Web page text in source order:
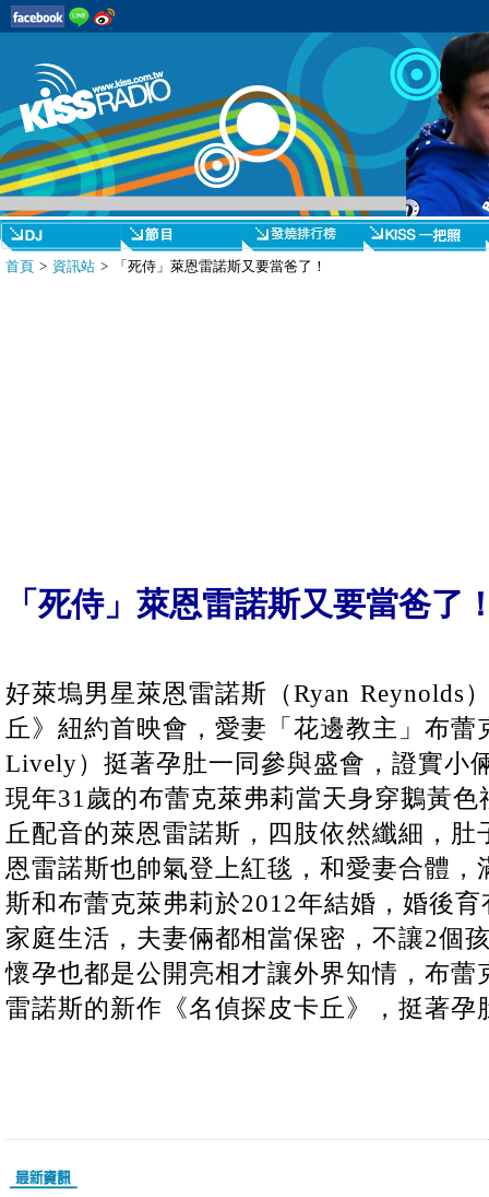
首頁 > 資訊站 > 「死侍」萊恩雷諾斯又要當爸了！
「死侍」萊恩雷諾斯又要當爸了
好萊塢男星萊恩雷諾斯（Ryan Reynolds
丘》紐約首映會，愛妻「花邊教主」布蕾
Lively）挺著孕肚一同參與盛會，證實小
現年31歲的布蕾克萊弗莉當天身穿鵝黃
丘配音的萊恩雷諾斯，四肢依然纖細，
恩雷諾斯也帥氣登上紅毯，和愛妻合體
斯和布蕾克萊弗莉於2012年結婚，婚後
家庭生活，夫妻倆都相當保密，不讓2個
懷孕也都是公開亮相才讓外界知情，布蕾
雷諾斯的新作《名偵探皮卡丘》，挺著孕